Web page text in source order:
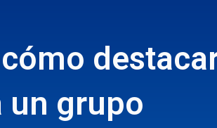
un grupo